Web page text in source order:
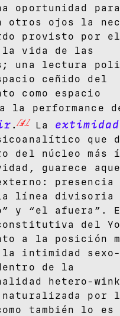
oportunidad
otros ojos la
provisto por
la vida de las
una lectura
ceñido del
como espacio
la performance
.[4] La extimidad
que
del núcleo más
guarece
presencia
línea divisoria
y “el afuera”.
del
a la posición
la intimidad sexo-
de la
hetero-
por
también lo es